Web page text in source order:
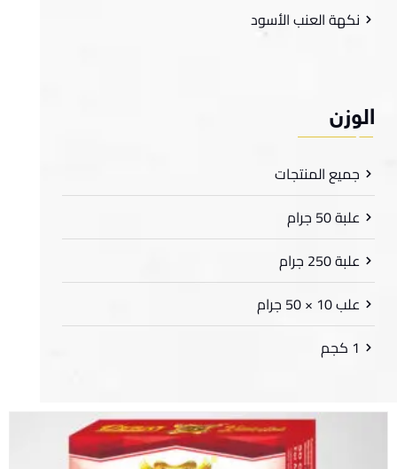
نكهة العنب الأسود
جميع المنتجات
علبة 50 جرام
علبة 250 جرام
علب 10 × 50 جرام